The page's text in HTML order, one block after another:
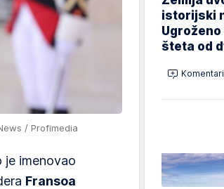
/ Profimedia
je imenovao
Fransoa
istorijski
šteta od